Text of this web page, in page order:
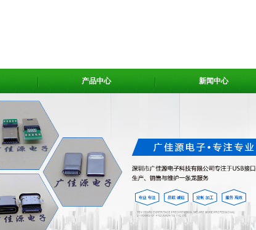
产品中心 新闻中心